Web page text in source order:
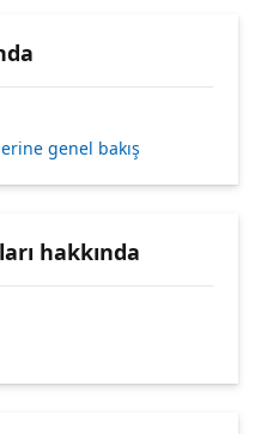
genel bakış
hakkında